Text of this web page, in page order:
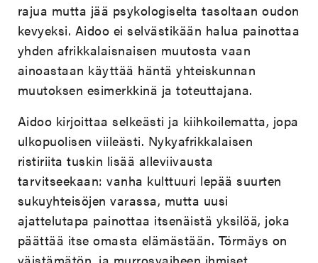
rajua mutta jää psykologiselta tasoltaan oudon
kevyeksi. Aidoo ei selvästikään halua painottaa
yhden afrikkalaisnaisen muutosta vaan
ainoastaan käyttää häntä yhteiskunnan
muutoksen esimerkkinä ja toteuttajana.
Aidoo kirjoittaa selkeästi ja kiihkoilematta, jopa
ulkopuolisen viileästi. Nykyafrikkalaisen
ristiriita tuskin lisää alleviivausta
tarvitseekaan: vanha kulttuuri lepää suurten
sukuyhteisöjen varassa, mutta uusi
ajattelutapa painottaa itsenäistä yksilöä, joka
päättää itse omasta elämästään. Törmäys on